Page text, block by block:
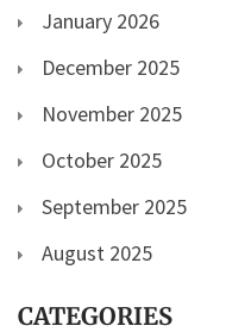
January 2026
December 2025
November 2025
October 2025
September 2025
August 2025
CATEGORIES